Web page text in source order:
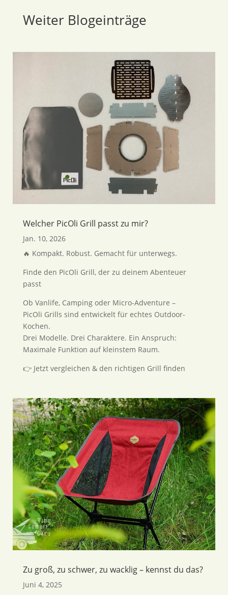
Weiter Blogeinträge
Welcher PicOli Grill passt zu mir?
Jan. 10, 2026
🔥 Kompakt. Robust. Gemacht für unterwegs.
Finde den PicOli Grill, der zu deinem Abenteuer
passt
Ob Vanlife, Camping oder Micro-Adventure –
PicOli Grills sind entwickelt für echtes Outdoor-
Kochen.
Drei Modelle. Drei Charaktere. Ein Anspruch:
Maximale Funktion auf kleinstem Raum.
👉 Jetzt vergleichen & den richtigen Grill finden
Zu groß, zu schwer, zu wacklig – kennst du das?
Juni 4, 2025